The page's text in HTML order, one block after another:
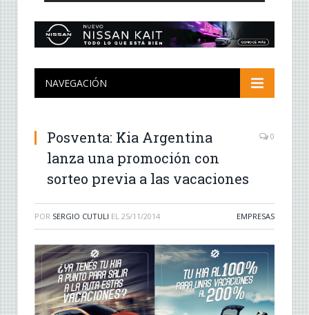
NAVEGACIÓN
Posventa: Kia Argentina
lanza una promoción con
sorteo previa a las vacaciones
0
POR SERGIO CUTULI EL 25/11/2014 EMPRESAS